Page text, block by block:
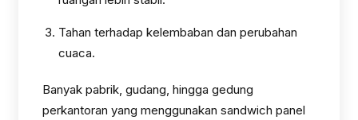
Tahan terhadap kelembaban dan perubahan
cuaca.
Banyak pabrik, gudang, hingga gedung
perkantoran yang menggunakan sandwich panel